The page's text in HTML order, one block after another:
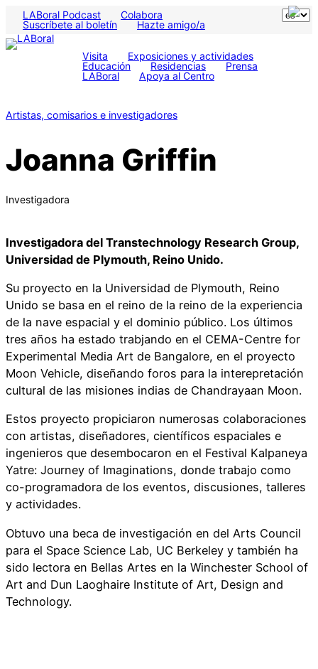
LABoral Podcast
Colabora
Suscríbete al boletín
Hazte amigo/a
Visita
Exposiciones y actividades
Educación
Residencias
Prensa
LABoral
Apoya al Centro
Artistas, comisarios e investigadores
Joanna Griffin
Investigadora
Investigadora del Transtechnology Research Group,
Universidad de Plymouth, Reino Unido.
Su proyecto en la Universidad de Plymouth, Reino
Unido se basa en el reino de la reino de la experiencia
de la nave espacial y el dominio público. Los últimos
tres años ha estado trabjando en el CEMA-Centre for
Experimental Media Art de Bangalore, en el proyecto
Moon Vehicle, diseñando foros para la interepretación
cultural de las misiones indias de Chandrayaan Moon.
Estos proyecto propiciaron numerosas colaboraciones
con artistas, diseñadores, científicos espaciales e
ingenieros que desembocaron en el Festival Kalpaneya
Yatre: Journey of Imaginations, donde trabajo como
co-programadora de los eventos, discusiones, talleres
y actividades.
Obtuvo una beca de investigación en del Arts Council
para el Space Science Lab, UC Berkeley y también ha
sido lectora en Bellas Artes en la Winchester School of
Art and Dun Laoghaire Institute of Art, Design and
Technology.